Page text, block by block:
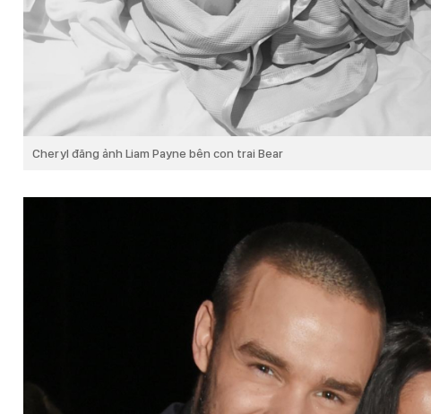
Cheryl đăng ảnh Liam Payne bên con trai Bear